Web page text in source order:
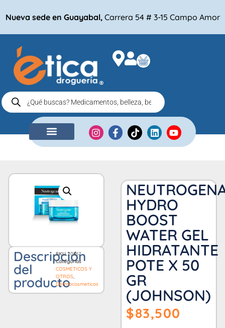
Nueva sede en Guayabal, Carrera 54 # 3-15 Campo Amor
Descripción
del
producto
SKU20867
Categorías
COSMETICOS Y
OTROS,
Dermocosmeticos
HYDRO
BOOST
WATER GEL
HIDRATANTE
POTE X 50
GR
(JOHNSON)
$83,500